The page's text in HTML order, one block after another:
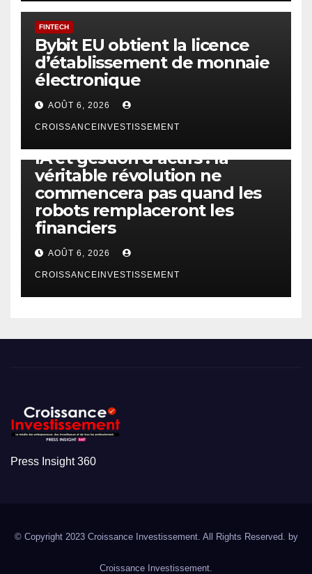
FINTECH
Bybit EU obtient la licence
d’établissement de monnaie
électronique
AOÛT 6, 2026
CROISSANCEINVESTISSEMENT
IA et gestion d’actifs : la
véritable révolution ne
commencera pas quand les
robots remplaceront les
financiers
AOÛT 6, 2026
CROISSANCEINVESTISSEMENT
Press Insight 360
© Copyright 2023 Croissance Investissement. All Rights Reserved. by
Croissance Investissement.